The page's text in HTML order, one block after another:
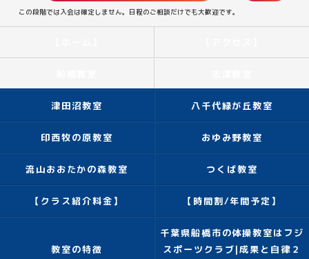
この段階では入会は確定しません。日程のご相談だけでも大歓迎です。
津田沼教室 八千代緑が丘教室
印西牧の原教室 おゆみ野教室
流山おおたかの森教室 つくば教室
【クラス紹介料金】 【時間割/年間予定】
教室の特徴
千葉県船橋市の体操教室はフジ
スポーツクラブ|成果と自律２